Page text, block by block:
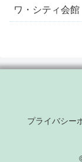
ワ・シティ会館
プライバシー